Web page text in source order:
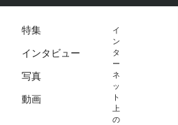
特集
インタビュー
写真
動画
イ
ン
タ
ー
ネ
ッ
ト
上
の